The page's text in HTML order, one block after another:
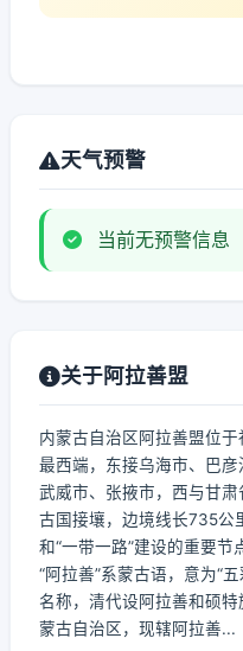
天气预警
当前无预警信息
关于阿拉善盟
内蒙古自治区阿拉善盟位
最西端，东接乌海市、巴
武威市、张掖市，西与甘
古国接壤，边境线长735公
和“一带一路”建设的重要节
“阿拉善”系蒙古语，意为“
名称，清代设阿拉善和硕
蒙古自治区，现辖阿拉善...